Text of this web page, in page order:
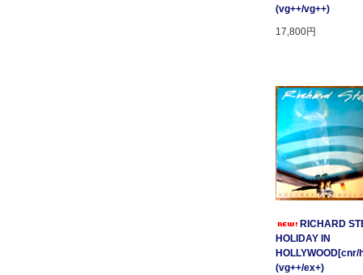
(vg++/vg++)
17,800円
RICHARD
HOLIDAY IN
(vg++/ex+)